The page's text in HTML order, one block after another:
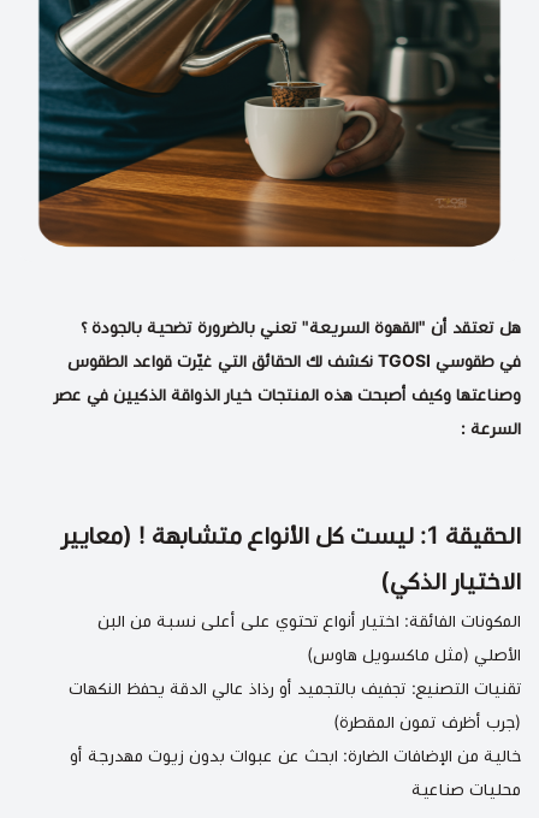
هل تعتقد أن "القهوة السريعة" تعني بالضرورة تضحية بالجودة ؟
في طقوسي TGOSI نكشف لك الحقائق التي غيّرت قواعد الطقوس
وصناعتها وكيف أصبحت هذه المنتجات خيار الذواقة الذكيين في عصر
السرعة :
الحقيقة 1: ليست كل الأنواع متشابهة ! (معايير
الاختيار الذكي)
المكونات الفائقة: اختيار أنواع تحتوي على أعلى نسبة من البن
الأصلي (مثل ماكسويل هاوس)
تقنيات التصنيع: تجفيف بالتجميد أو رذاذ عالي الدقة يحفظ النكهات
(جرب أظرف تمون المقطرة)
خالية من الإضافات الضارة: ابحث عن عبوات بدون زيوت مهدرجة أو
محليات صناعية